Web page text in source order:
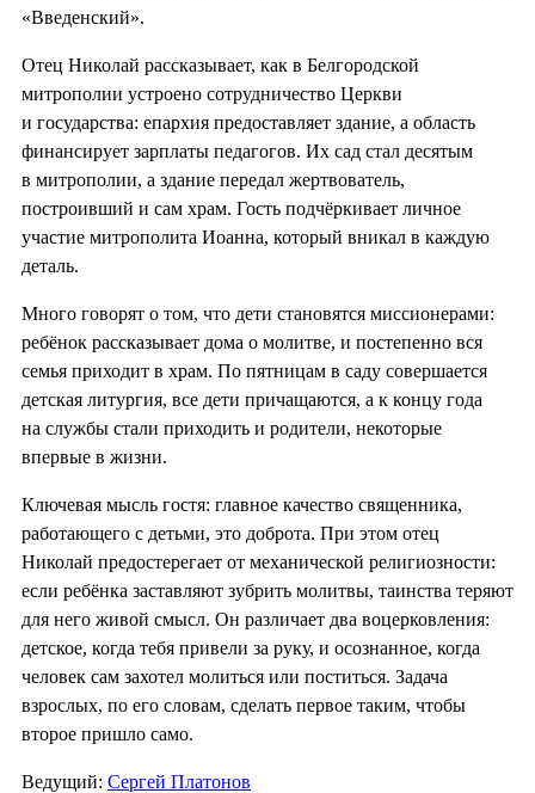
«Введенский».
Отец Николай рассказывает, как в Белгородской
митрополии устроено сотрудничество Церкви
и государства: епархия предоставляет здание, а область
финансирует зарплаты педагогов. Их сад стал десятым
в митрополии, а здание передал жертвователь,
построивший и сам храм. Гость подчёркивает личное
участие митрополита Иоанна, который вникал в каждую
деталь.
Много говорят о том, что дети становятся миссионерами:
ребёнок рассказывает дома о молитве, и постепенно вся
семья приходит в храм. По пятницам в саду совершается
детская литургия, все дети причащаются, а к концу года
на службы стали приходить и родители, некоторые
впервые в жизни.
Ключевая мысль гостя: главное качество священника,
работающего с детьми, это доброта. При этом отец
Николай предостерегает от механической религиозности:
если ребёнка заставляют зубрить молитвы, таинства теряют
для него живой смысл. Он различает два воцерковления:
детское, когда тебя привели за руку, и осознанное, когда
человек сам захотел молиться или поститься. Задача
взрослых, по его словам, сделать первое таким, чтобы
второе пришло само.
Ведущий: Сергей Платонов